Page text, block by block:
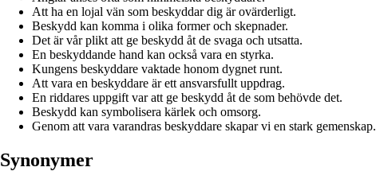
Att ha en lojal vän som beskyddar dig är ovärderligt.
Beskydd kan komma i olika former och skepnader.
Det är vår plikt att ge beskydd åt de svaga och utsatta.
En beskyddande hand kan också vara en styrka.
Kungens beskyddare vaktade honom dygnet runt.
Att vara en beskyddare är ett ansvarsfullt uppdrag.
En riddares uppgift var att ge beskydd åt de som behövde det.
Beskydd kan symbolisera kärlek och omsorg.
Genom att vara varandras beskyddare skapar vi en stark gemenskap.
Synonymer